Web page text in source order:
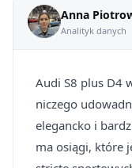
Anna
Analityk danych
Audi S8 plus D4
niczego
elegancko i
ma osiągi, które